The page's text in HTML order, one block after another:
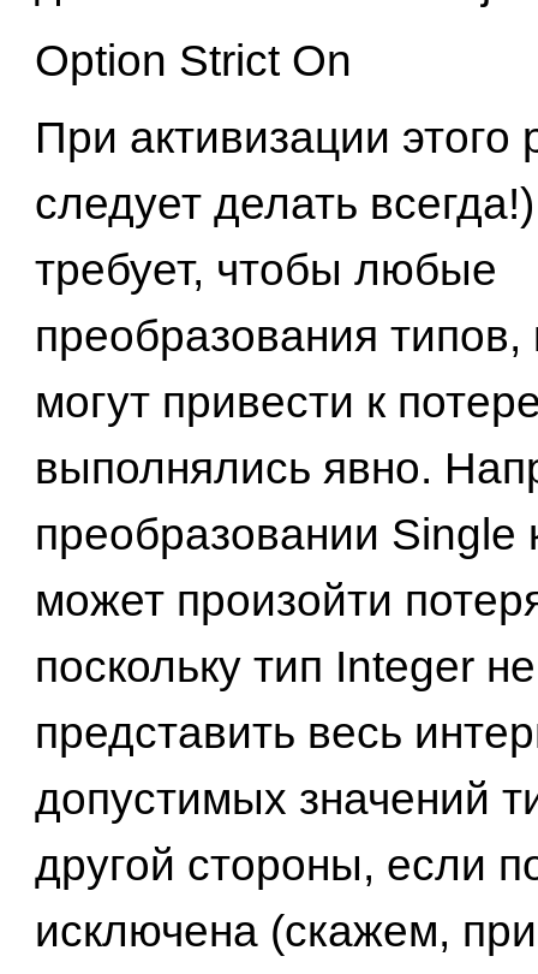
Option Strict On
При активизации этого
следует делать
требует, чтобы любые
преобразования типов,
могут привести к
выполнялись явно.
преобразовании Single
может произойти
поскольку тип Integer
представить весь
допустимых значений
другой стороны, если
исключена (скажем, при